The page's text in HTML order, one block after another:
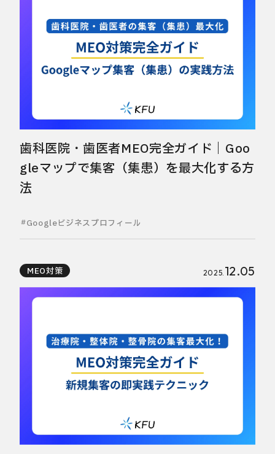
歯科医院・歯医者MEO完全ガイド｜Goo
gleマップで集客（集患）を最大化する方
法
Googleビジネスプロフィール
MEO対策 2025. 12.05